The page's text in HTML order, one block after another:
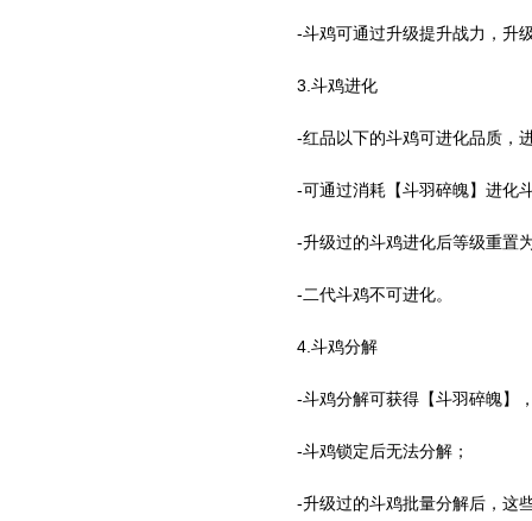
-斗鸡可通过升级提升战力，升
3.斗鸡进化
-红品以下的斗鸡可进化品质，
-可通过消耗【斗羽碎魄】进化
-升级过的斗鸡进化后等级重置
-二代斗鸡不可进化。
4.斗鸡分解
-斗鸡分解可获得【斗羽碎魄】
-斗鸡锁定后无法分解；
-升级过的斗鸡批量分解后，这